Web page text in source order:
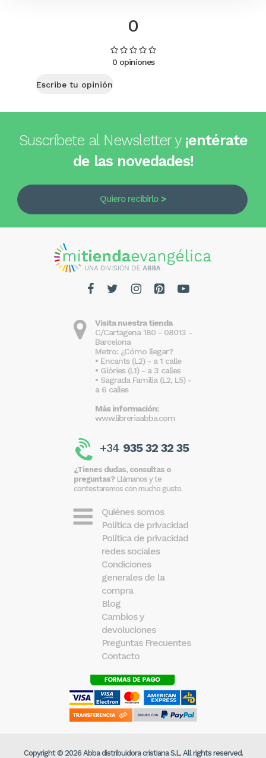
0
0 opiniones
Escribe tu opinión
Suscríbete al Newsletter y ¡entérate
de las novedades!
Quiero recibirlo
Visita nuestra tienda
C/Cartagena 180 - 08013 -
Barcelona
Metro: ¿Cómo llegar?
• Encants (L2) - a 1 calle
• Glòries (L1) - a 3 calles
• Sagrada Familia (L2, L5) -
a 6 calles
Más información:
www.libreriaabba.com
+34 935 32 32 35
¿Tienes dudas, consultas o
preguntas? Llámanos y te
contestaremos con mucho gusto.
Quiénes somos
Política de privacidad
Política de privacidad
redes sociales
Condiciones
generales de la
compra
Blog
Cambios y
devoluciones
Preguntas Frecuentes
Contacto
Copyright © 2026 Abba distribuidora cristiana S.L. All rights reserved.